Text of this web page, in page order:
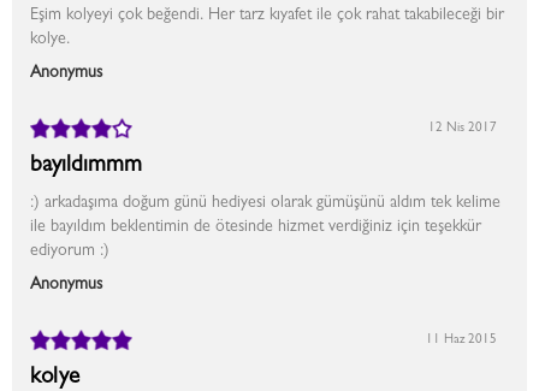
Eşim kolyeyi çok beğendi. Her tarz kıyafet ile çok rahat takabileceği bir
kolye.
Anonymus
bayıldımmm
:) arkadaşıma doğum günü hediyesi olarak gümüşünü aldım tek kelime
ile bayıldım beklentimin de ötesinde hizmet verdiğiniz için teşekkür
ediyorum :)
Anonymus
12 Nis 2017
kolye
11 Haz 2015